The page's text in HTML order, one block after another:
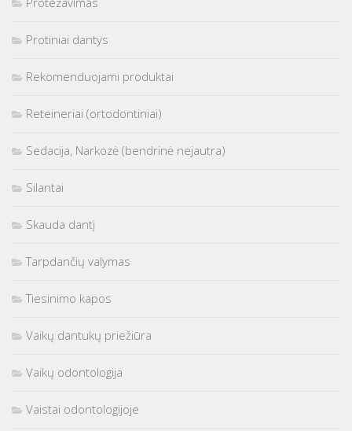
Protiniai dantys
Rekomenduojami produktai
Reteineriai (ortodontiniai)
Sedacija, Narkozė (bendrinė nejautra)
Silantai
Skauda dantį
Tarpdančių valymas
Tiesinimo kapos
Vaikų dantukų priežiūra
Vaikų odontologija
Vaistai odontologijoje